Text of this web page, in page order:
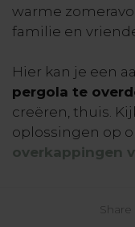
warme
familie en
Hier kan je een
pergola te
creëren, thuis.
oplossingen op
overkappingen
Share